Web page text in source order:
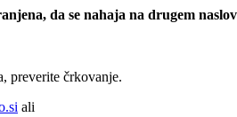
da se nahaja na drugem
preverite črkovanje.
ali